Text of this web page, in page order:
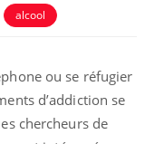
alcool
ou se réfugier
d’addiction se
chercheurs de